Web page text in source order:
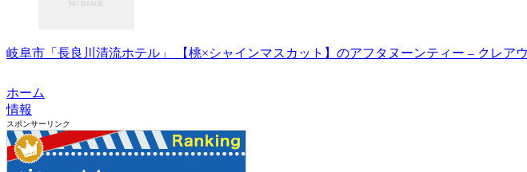
岐阜市「長良川清流ホテル」 【桃×シャインマスカット】のアフタヌーンティー – クレア
ホーム
情報
スポンサーリンク